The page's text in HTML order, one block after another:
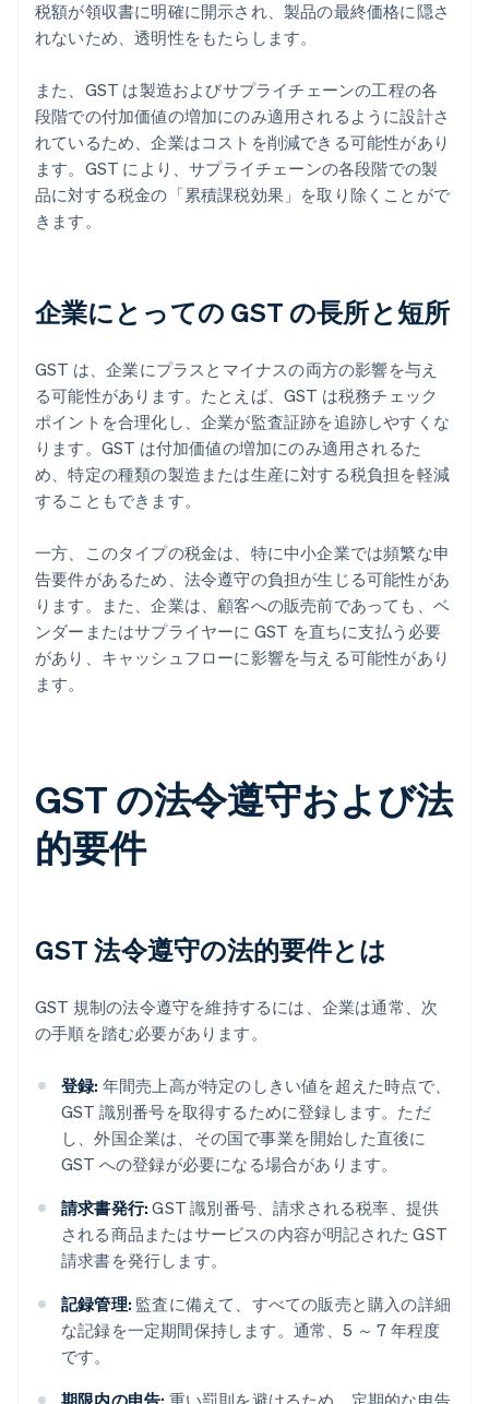
税額が領収書に明確に開示され、製品の最終価格に隠さ
れないため、透明性をもたらします。
また、GST は製造およびサプライチェーンの工程の各
段階での付加価値の増加にのみ適用されるように設計さ
れているため、企業はコストを削減できる可能性があり
ます。GST により、サプライチェーンの各段階での製
品に対する税金の「累積課税効果」を取り除くことがで
きます。
企業にとっての GST の長所と短所
GST は、企業にプラスとマイナスの両方の影響を与え
る可能性があります。たとえば、GST は税務チェック
ポイントを合理化し、企業が監査証跡を追跡しやすくな
ります。GST は付加価値の増加にのみ適用されるた
め、特定の種類の製造または生産に対する税負担を軽減
することもできます。
一方、このタイプの税金は、特に中小企業では頻繁な申
告要件があるため、法令遵守の負担が生じる可能性があ
ります。また、企業は、顧客への販売前であっても、ベ
ンダーまたはサプライヤーに GST を直ちに支払う必要
があり、キャッシュフローに影響を与える可能性があり
ます。
GST の法令遵守および法
的要件
GST 法令遵守の法的要件とは
GST 規制の法令遵守を維持するには、企業は通常、次
の手順を踏む必要があります。
登録: 年間売上高が特定のしきい値を超えた時点で、
GST 識別番号を取得するために登録します。ただ
し、外国企業は、その国で事業を開始した直後に
GST への登録が必要になる場合があります。
請求書発行: GST 識別番号、請求される税率、提供
される商品またはサービスの内容が明記された GST
請求書を発行します。
記録管理: 監査に備えて、すべての販売と購入の詳細
な記録を一定期間保持します。通常、5 ～ 7 年程度
です。